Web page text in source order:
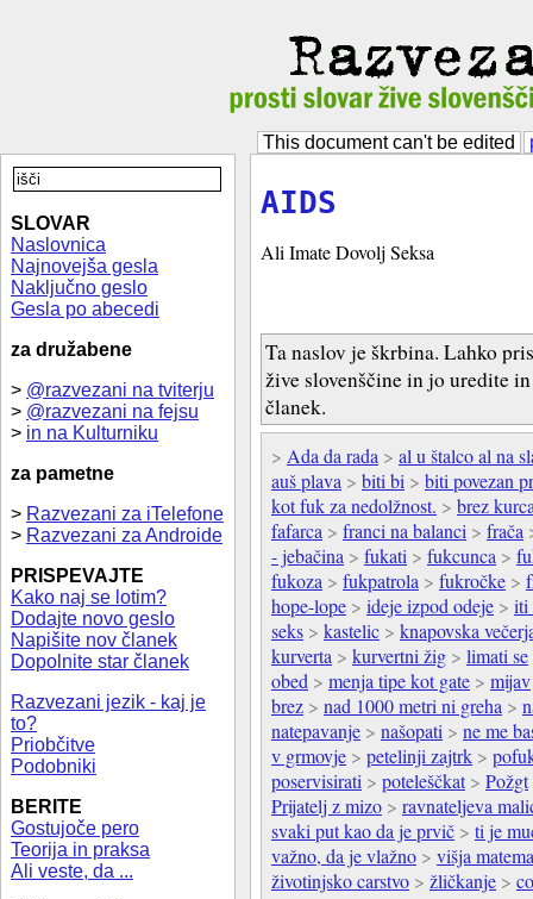
This document can't be edited
SLOVAR
Naslovnica
Najnovejša gesla
Naključno geslo
Gesla po abecedi
za družabene
> @razvezani na tviterju
> @razvezani na fejsu
> in na Kulturniku
za pametne
> Razvezani za iTelefone
> Razvezani za Androide
PRISPEVAJTE
Kako naj se lotim?
Dodajte novo geslo
Napišite nov članek
Dopolnite star članek
Razvezani jezik - kaj je
to?
Priobčitve
Podobniki
BERITE
Gostujoče pero
Teorija in praksa
Ali veste, da ...
AIDS
Ali Imate Dovolj Seksa
Ta naslov je škrbina. Lahko
žive slovenščine in jo uredite
članek.
> Ada da rada > al u štalco al na
auš plava > biti bi > biti povezan
kot fuk za nedolžnost. > brez
fafarca > franci na balanci > frača
- jebačina > fukati > fukcunca >
fukoza > fukpatrola > fukročke >
hope-lope > ideje izpod odeje > iti
seks > kastelic > knapovska
kurverta > kurvertni žig > limati se
obed > menja tipe kot gate > mijav
brez > nad 1000 metri ni greha >
natepavanje > našopati > ne me
v grmovje > petelinji zajtrk >
poservisirati > poteleščkat> Požgt
Prijatelj z mizo > ravnateljeva
svaki put kao da je prvič > ti je
važno, da je vlažno > višja
životinjsko carstvo > žličkanje >